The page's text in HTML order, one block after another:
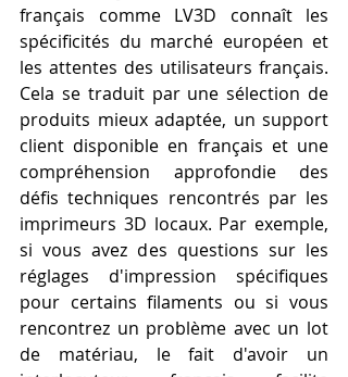
français comme LV3D connaît les
spécificités du marché européen et
les attentes des utilisateurs français.
Cela se traduit par une sélection de
produits mieux adaptée, un support
client disponible en français et une
compréhension approfondie des
défis techniques rencontrés par les
imprimeurs 3D locaux. Par exemple,
si vous avez des questions sur les
réglages d'impression spécifiques
pour certains filaments ou si vous
rencontrez un problème avec un lot
de matériau, le fait d'avoir un